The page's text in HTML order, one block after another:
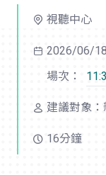
視聽中心
2026/06/18
場次：
建議對象
16分鐘